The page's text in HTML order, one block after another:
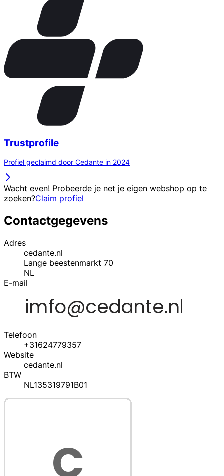
Trustprofile
Profiel geclaimd door Cedante in 2024
Wacht even! Probeerde je net je eigen webshop op te
zoeken?Claim profiel
Contactgegevens
Adres
cedante.nl
Lange beestenmarkt 70
NL
E-mail
Telefoon
+31624779357
Website
cedante.nl
BTW
NL135319791B01